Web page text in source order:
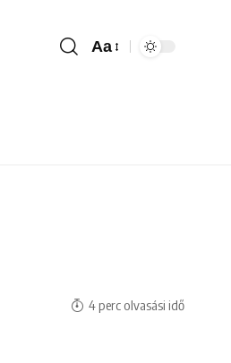
Aa
4 perc olvasási idő